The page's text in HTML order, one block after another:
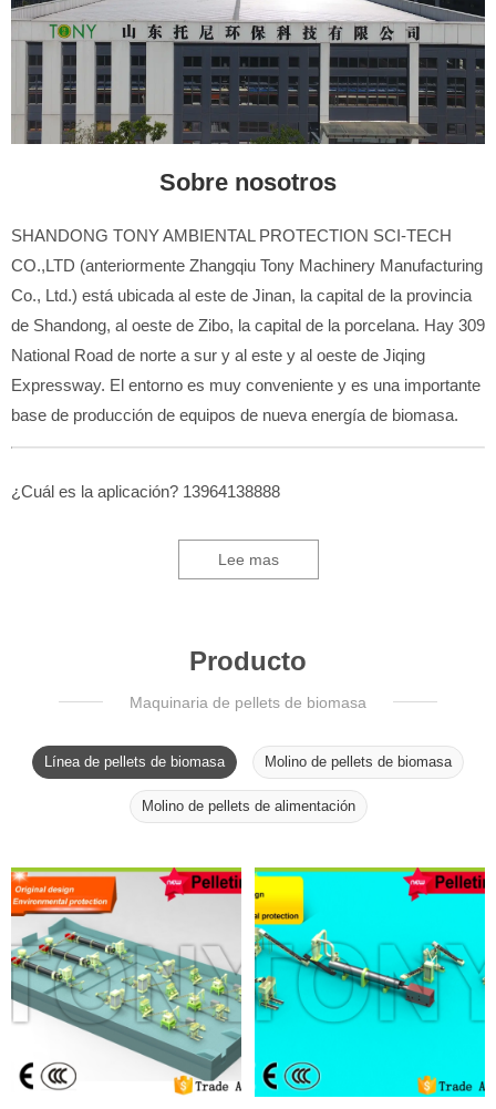
Sobre nosotros
SHANDONG TONY AMBIENTAL PROTECTION SCI-TECH
CO.,LTD (anteriormente Zhangqiu Tony Machinery Manufacturing
Co., Ltd.) está ubicada al este de Jinan, la capital de la provincia
de Shandong, al oeste de Zibo, la capital de la porcelana. Hay 309
National Road de norte a sur y al este y al oeste de Jiqing
Expressway. El entorno es muy conveniente y es una importante
base de producción de equipos de nueva energía de biomasa.
¿Cuál es la aplicación? 13964138888
Lee mas
Producto
Maquinaria de pellets de biomasa
Línea de pellets de biomasa Molino de pellets de biomasa
Molino de pellets de alimentación